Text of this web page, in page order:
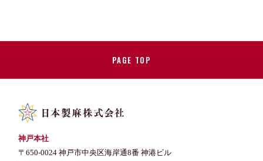
PAGE TOP
神戸本社
〒650-0024 神戸市中央区海岸通8番 神港ビル